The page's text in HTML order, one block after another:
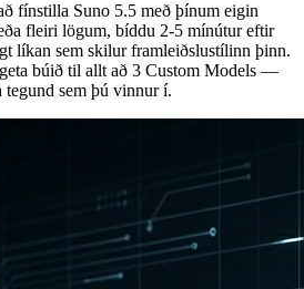
fínstilla Suno 5.5 með þínum eigin
fleiri lögum, bíddu 2-5 mínútur eftir
líkan sem skilur framleiðslustílinn þinn.
búið til allt að 3 Custom Models —
sem þú vinnur í.